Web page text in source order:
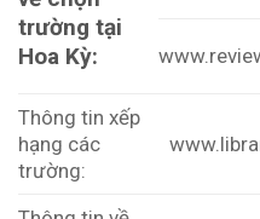
trường tại
Hoa Kỳ:
Thông tin xếp
hạng các
trường: